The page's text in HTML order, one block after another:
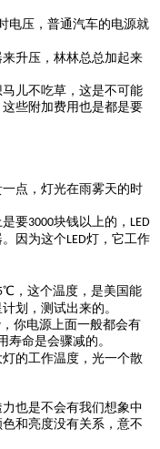
电压，普通汽车的电源就
升压，林林总总加起来
儿不吃草，这是不可能
些附加费用也是都是要
点，灯光在雨雾天的时
是要3000块钱以上的， LED
因为这个LED灯，它工作
℃，这个温度，是美国能
划，测试出来的。
，你电源上面一般都会有
寿命是会骤减的。
的工作温度，光一个散
也是不会有我们想象中
和亮度没有关系，意不